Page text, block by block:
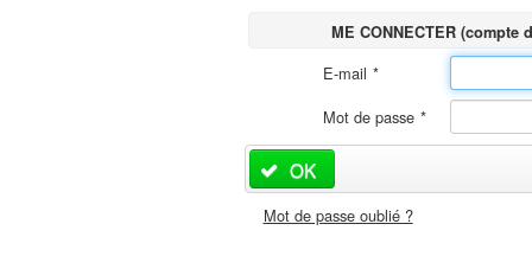
ME CONNECTER (compte
E-mail *
Mot de passe *
OK
Mot de passe oublié ?